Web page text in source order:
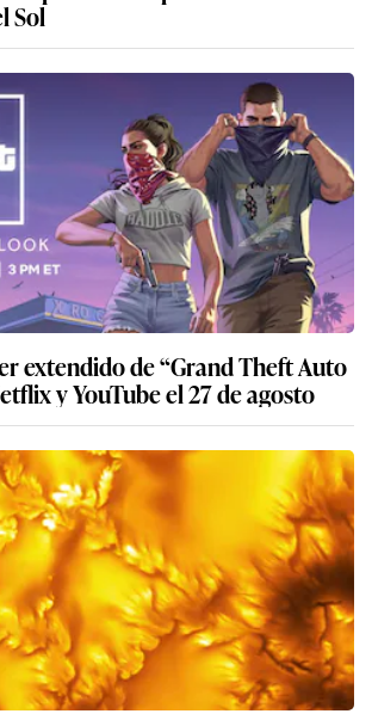
Sol
extendido de “Grand Theft Auto
y YouTube el 27 de agosto